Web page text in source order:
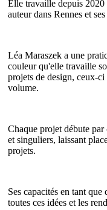
Elle travaille depuis 2020
auteur dans Rennes et
Léa Maraszek a une
couleur qu'elle travaille
projets de design, ceux-
volume.
Chaque projet débute
et singuliers, laissant
projets.
Ses capacités en tant
toutes ces idées et les